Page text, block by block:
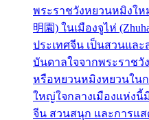
พระราชวังหยวนหมิงใหม่
明園) ในเมืองจูไห่
ประเทศจีน เป็นสวนแล
บันดาลใจจากพระราชวัง
หรือหยวนหมิงหยวนใน
ใหญ่ใจกลางเมืองแห่ง
จีน สวนสนุก และการแส